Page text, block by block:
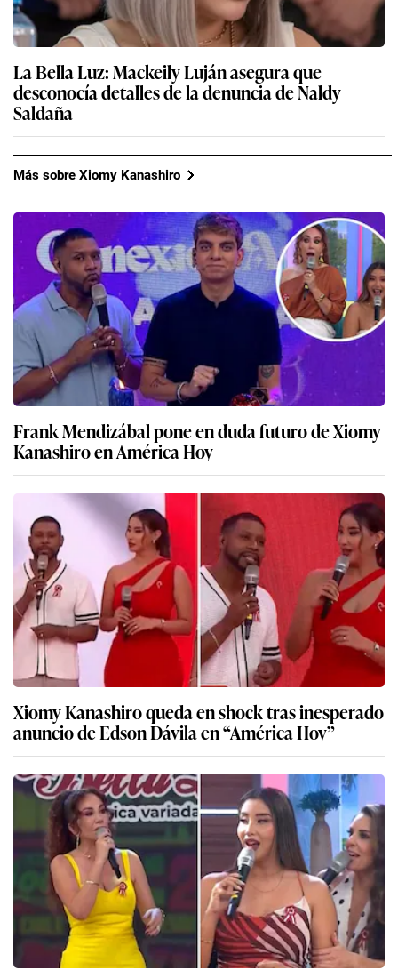
La Bella Luz: Mackeily Luján asegura que
desconocía detalles de la denuncia de Naldy
Saldaña
Más sobre Xiomy Kanashiro
Frank Mendizábal pone en duda futuro de Xiomy
Kanashiro en América Hoy
Xiomy Kanashiro queda en shock tras inesperado
anuncio de Edson Dávila en “América Hoy”